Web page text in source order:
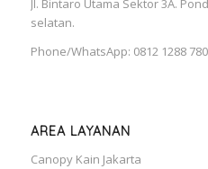
Jl. Bintaro Utama Sektor 3A.
selatan.
Phone/WhatsApp: 0812 1288
AREA LAYANAN
Canopy Kain Jakarta